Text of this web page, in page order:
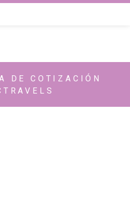
DE COTIZACIÓN